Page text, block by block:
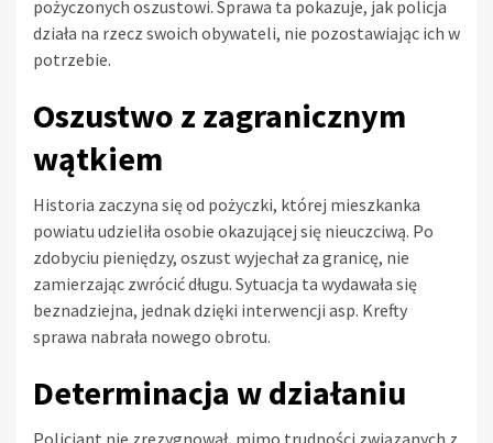
pożyczonych oszustowi. Sprawa ta pokazuje, jak policja
działa na rzecz swoich obywateli, nie pozostawiając ich w
potrzebie.
Oszustwo z zagranicznym
wątkiem
Historia zaczyna się od pożyczki, której mieszkanka
powiatu udzieliła osobie okazującej się nieuczciwą. Po
zdobyciu pieniędzy, oszust wyjechał za granicę, nie
zamierzając zwrócić długu. Sytuacja ta wydawała się
beznadziejna, jednak dzięki interwencji asp. Krefty
sprawa nabrała nowego obrotu.
Determinacja w działaniu
Policjant nie zrezygnował, mimo trudności związanych z